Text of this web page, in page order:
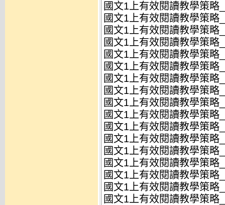
國文1上有效閱讀教學策略
國文1上有效閱讀教學策略
國文1上有效閱讀教學策略
國文1上有效閱讀教學策略
國文1上有效閱讀教學策略
國文1上有效閱讀教學策
國文1上有效閱讀教學策略
國文1上有效閱讀教學策
國文1上有效閱讀教學策
國文1上有效閱讀教學策
國文1上有效閱讀教學策
國文1上有效閱讀教學策
國文1上有效閱讀教學策略
國文1上有效閱讀教學策略
國文1上有效閱讀教學策略
國文1上有效閱讀教學策略
國文1上有效閱讀教學策略